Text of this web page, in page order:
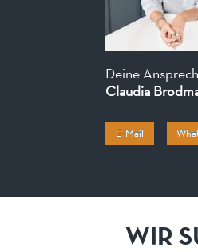
Deine
Claudia
E-Mail
WIR